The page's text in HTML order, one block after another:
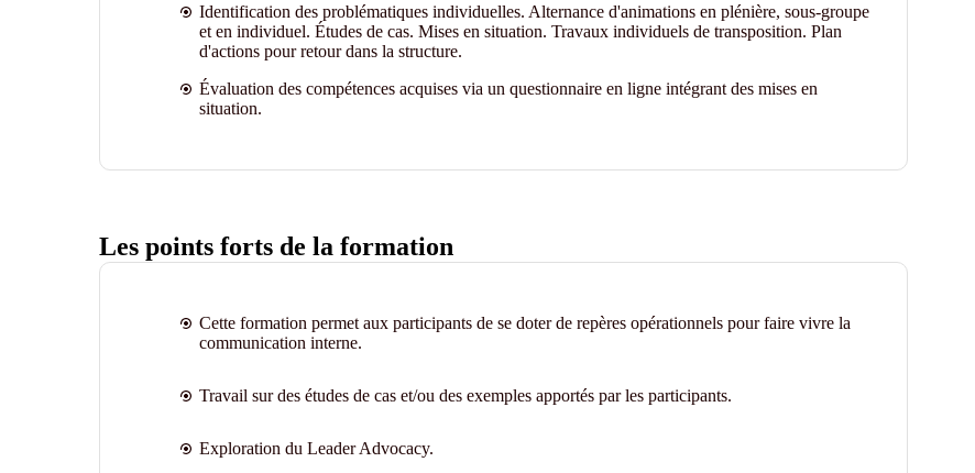
Identification des problématiques individuelles. Alternance d'animations en plénière, sous-groupe
et en individuel. Études de cas. Mises en situation. Travaux individuels de transposition. Plan
d'actions pour retour dans la structure.
Évaluation des compétences acquises via un questionnaire en ligne intégrant des mises en
situation.
Les points forts de la formation
Cette formation permet aux participants de se doter de repères opérationnels pour faire vivre la
communication interne.
Travail sur des études de cas et/ou des exemples apportés par les participants.
Exploration du Leader Advocacy.